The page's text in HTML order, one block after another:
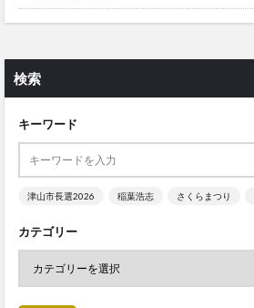
検索
キーワード
津山市長選2026 稲葉浩志 さくらまつり
カテゴリー